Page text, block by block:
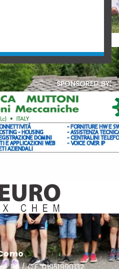
sponsored by:
P.I. / C.F. 01951990132